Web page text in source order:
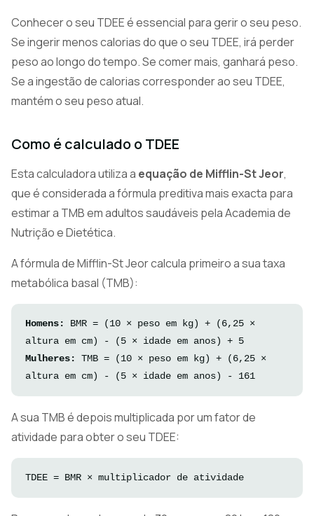
Conhecer o seu TDEE é essencial para gerir o seu peso.
Se ingerir menos calorias do que o seu TDEE, irá perder
peso ao longo do tempo. Se comer mais, ganhará peso.
Se a ingestão de calorias corresponder ao seu TDEE,
mantém o seu peso atual.
Como é calculado o TDEE
Esta calculadora utiliza a equação de Mifflin-St Jeor,
que é considerada a fórmula preditiva mais exacta para
estimar a TMB em adultos saudáveis pela Academia de
Nutrição e Dietética.
A fórmula de Mifflin-St Jeor calcula primeiro a sua taxa
metabólica basal (TMB):
Homens:
BMR = (10 × peso em kg) + (6,25 ×
altura em cm) - (5 × idade em anos) + 5
Mulheres:
TMB = (10 × peso em kg) + (6,25 ×
altura em cm) - (5 × idade em anos) - 161
A sua TMB é depois multiplicada por um fator de
atividade para obter o seu TDEE:
TDEE = BMR × multiplicador de atividade